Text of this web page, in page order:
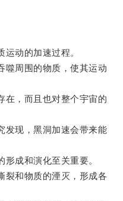
动的加速过程。
周围的物质，使其运动
，而且也对整个宇宙的
现，黑洞加速会带来能
成和演化至关重要。
和物质的湮灭，形成各